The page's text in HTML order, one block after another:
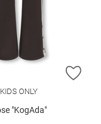
HINZUFÜGEN
KIDS ONLY
"KogAda"